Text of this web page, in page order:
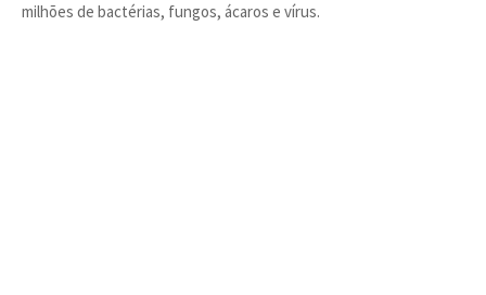
milhões de bactérias, fungos, ácaros e vírus.